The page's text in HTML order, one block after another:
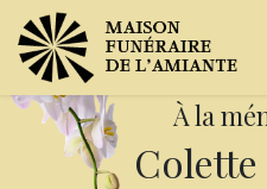
À la